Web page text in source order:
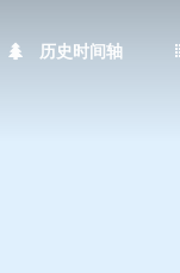
历史时间轴